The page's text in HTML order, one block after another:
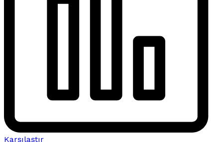
Karşılaştır